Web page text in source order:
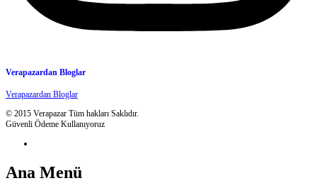
Verapazardan Bloglar
Verapazardan Bloglar
© 2015 Verapazar Tüm hakları Saklıdır.
Güvenli Ödeme Kullanıyoruz
Ana Menü